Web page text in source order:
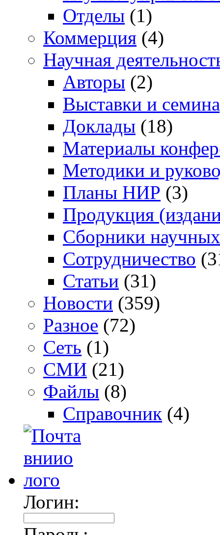
Отделы (1)
Коммерция (4)
Научная
Авторы (2)
Выставки и
Доклады (18)
Материалы
Методики и
Планы НИР (3)
Продукция
Сборники
Сотрудничество
Статьи (31)
Новости (359)
Разное (72)
Сеть (1)
СМИ (21)
Файлы (8)
Справочник (4)
Логин: